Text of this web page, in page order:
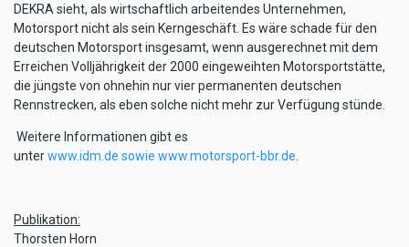
DEKRA sieht, als wirtschaftlich arbeitendes Unternehmen,
Motorsport nicht als sein Kerngeschäft. Es wäre schade für den
deutschen Motorsport insgesamt, wenn ausgerechnet mit dem
Erreichen Volljährigkeit der 2000 eingeweihten Motorsportstätte,
die jüngste von ohnehin nur vier permanenten deutschen
Rennstrecken, als eben solche nicht mehr zur Verfügung stünde.
Weitere Informationen gibt es
unterwww.idm.de sowie www.motorsport-bbr.de
Publikation:
Thorsten Horn